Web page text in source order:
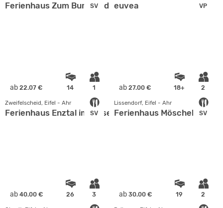
SV
Ferienhaus Zum Burgfried Neuerburg VP
euvea
ab 22.07 € 14 1
SV
Zweifelscheid, Eifel - Ahr
Ferienhaus Enztal im Felsenland Südeifel
ab 27.00 € 18+ 2
SV
Lissendorf, Eifel - Ahr
Ferienhaus Möschelberg
ab 40.00 € 26 3 ab 30.00 € 19 2